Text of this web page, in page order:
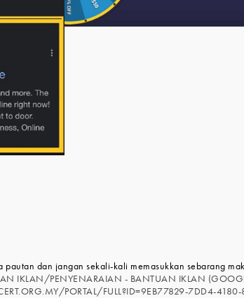
pautan dan jangan sekali-kali memasukkan sebarang
IKLAN/PENYENARAIAN - BANTUAN IKLAN
PORTAL/FULL?ID=9EB77829-7DD4-